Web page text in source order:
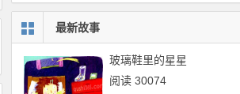
最新故事
玻璃鞋里的星星
阅读 30074